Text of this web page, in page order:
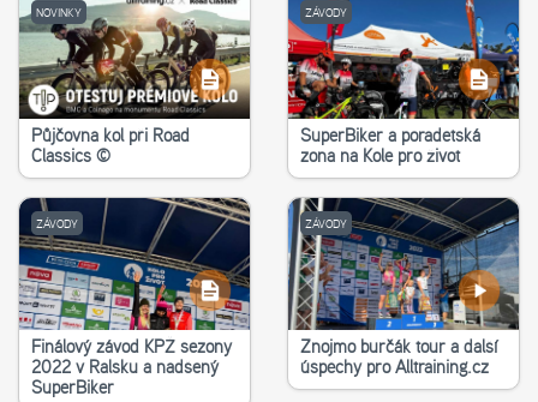
NOVINKY
Půjčovna kol při Road
Classics ©
ZÁVODY
SuperBiker a poradetská
zona na Kole pro život
ZÁVODY
Finálový závod KPŽ sezony
2022 v Ralsku a nadšený
SuperBiker
ZÁVODY
Znojmo burčák tour a další
úspěchy pro Alltraining.cz